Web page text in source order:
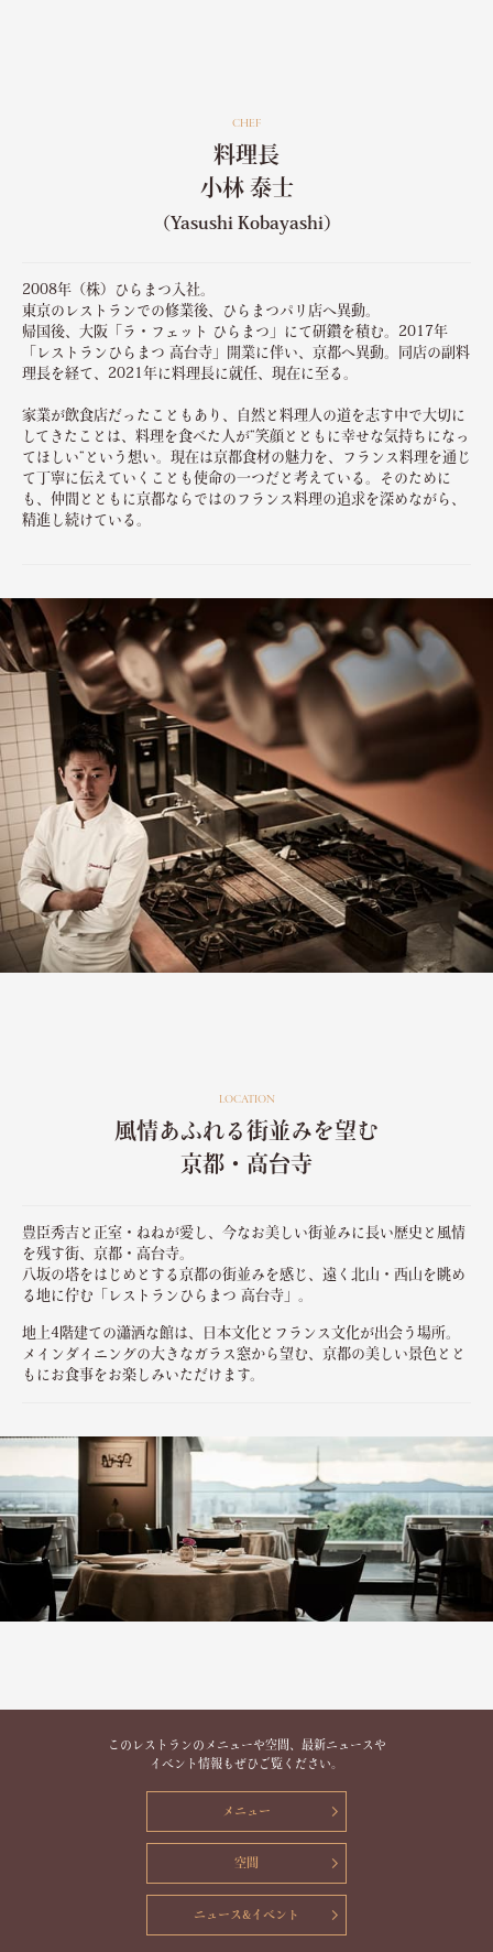
CHEF
料理長
小林 泰士
（Yasushi Kobayashi）
2008年（株）ひらまつ入社。
東京のレストランでの修業後、ひらまつパリ店へ異動。
帰国後、大阪「ラ・フェット ひらまつ」にて研鑽を積む。2017年
「レストランひらまつ 高台寺」開業に伴い、京都へ異動。同店の副料
理長を経て、2021年に料理長に就任、現在に至る。
家業が飲食店だったこともあり、自然と料理人の道を志す中で大切に
してきたことは、料理を食べた人が“笑顔とともに幸せな気持ちになっ
てほしい“という想い。現在は京都食材の魅力を、フランス料理を通じ
て丁寧に伝えていくことも使命の一つだと考えている。そのために
も、仲間とともに京都ならではのフランス料理の追求を深めながら、
精進し続けている。
LOCATION
風情あふれる街並みを望む
京都・高台寺
豊臣秀吉と正室・ねねが愛し、今なお美しい街並みに長い歴史と風情
を残す街、京都・高台寺。
八坂の塔をはじめとする京都の街並みを感じ、遠く北山・西山を眺め
る地に佇む「レストランひらまつ 高台寺」。
地上4階建ての瀟洒な館は、日本文化とフランス文化が出会う場所。
メインダイニングの大きなガラス窓から望む、京都の美しい景色とと
もにお食事をお楽しみいただけます。
このレストランのメニューや空間、最新ニュースや
イベント情報もぜひご覧ください。
メニュー
空間
ニュース&イベント